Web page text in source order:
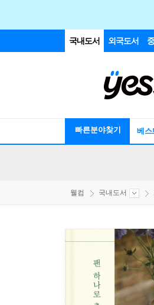
국내도서 외국도서
빠른분야찾기 베스
웰컴 국내도서